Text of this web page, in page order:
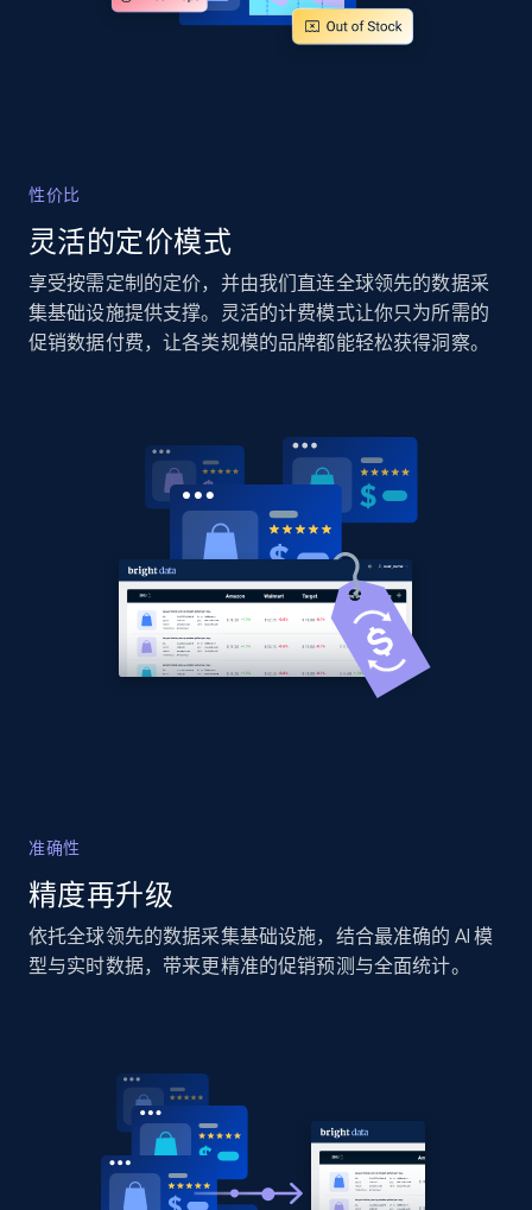
web using keywords
Home Depot US
URL, Domain, Country code, Model number,
Sku, Product id, Product name, Manufacturer,
355+ 立即开始
Home Depot US - Gather data on products
using specified keywords
URL, Domain, Country code, Model number,
Sku, Product id, Product name, Manufacturer,
and more.
Home Depot US - Discover products by
specified URL
URL, Domain, Country code, Model number,
Sku, Product id, Product name, Manufacturer,
and more.
Home Depot US - Discover products by
specified UPC
性价比
灵活的定价模式
享受按需定制的定价，并由我们直连全球领先的数据采
集基础设施提供支撑。灵活的计费模式让你只为所需的
促销数据付费，让各类规模的品牌都能轻松获得洞察。
准确性
精度再升级
依托全球领先的数据采集基础设施，结合最准确的 AI 模
型与实时数据，带来更精准的促销预测与全面统计。